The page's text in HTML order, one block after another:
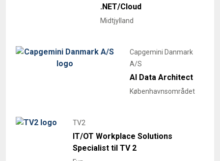
.NET/Cloud
Midtjylland
Capgemini Danmark
A/S
AI Data Architect
Københavnsområdet
TV2
IT/OT Workplace Solutions
Specialist til TV 2